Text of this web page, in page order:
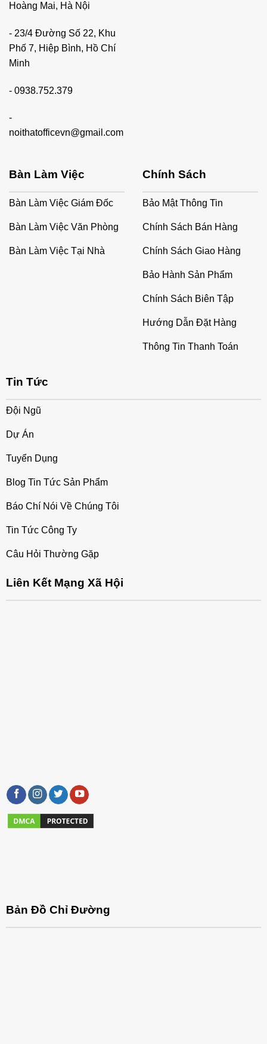
Hoàng Mai, Hà Nội
- 23/4 Đường Số 22, Khu
Phố 7, Hiệp Bình, Hồ Chí
Minh
- 0938.752.379
-
noithatofficevn@gmail.com
Bàn Làm Việc
Bàn Làm Việc Giám Đốc
Bàn Làm Việc Văn Phòng
Bàn Làm Việc Tại Nhà
Chính Sách
Bảo Mật Thông Tin
Chính Sách Bán Hàng
Chính Sách Giao Hàng
Bảo Hành Sản Phẩm
Chính Sách Biên Tập
Hướng Dẫn Đặt Hàng
Thông Tin Thanh Toán
Tin Tức
Đội Ngũ
Dự Án
Tuyển Dụng
Blog Tin Tức Sản Phẩm
Báo Chí Nói Về Chúng Tôi
Tin Tức Công Ty
Câu Hỏi Thường Gặp
Liên Kết Mạng Xã Hội
Bản Đồ Chỉ Đường